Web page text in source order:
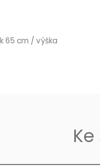
65 cm / výška